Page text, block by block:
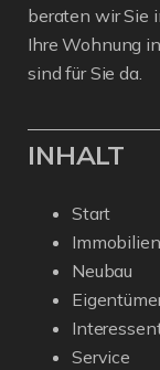
beraten wir Sie
Ihre Wohnung
sind für Sie da.
INHALT
Start
Immobilien
Neubau
Service